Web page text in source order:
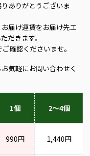
ありがとうございま
届け運賃をお届け先エ
だきます。
確認くださいませ。
気軽にお問い合わせく
1個 2～4個
990円 1,440円